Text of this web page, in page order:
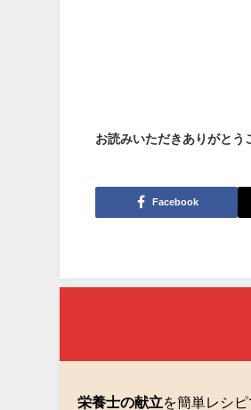
お読みいただきありがとう
Facebook
栄養士の献立を簡単レシピ